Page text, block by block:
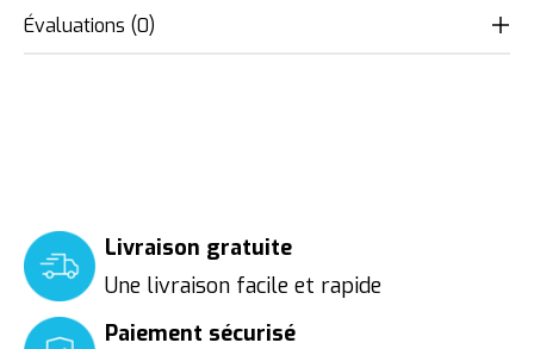
Évaluations (0)
Livraison gratuite
Une livraison facile et rapide
Paiement sécurisé